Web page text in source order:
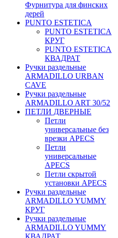
Фурнитура для финских
дерей
PUNTO ESTETICA
PUNTO ESTETICA
КРУГ
PUNTO ESTETICA
КВАДРАТ
Ручки раздельные
ARMADILLO URBAN
CAVE
Ручки раздельные
ARMADILLO ART 30/52
ПЕТЛИ ДВЕРНЫЕ
Петли
универсальные без
врезки APECS
Петли
универсальные
APECS
Петли скрытой
установки APECS
Ручки раздельные
ARMADILLO YUMMY
КРУГ
Ручки раздельные
ARMADILLO YUMMY
КВАДРАТ